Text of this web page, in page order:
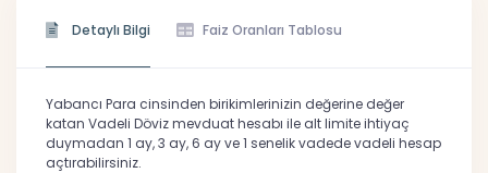
Detaylı Bilgi Faiz Oranları Tablosu
Yabancı Para cinsinden birikimlerinizin değerine değer
katan Vadeli Döviz mevduat hesabı ile alt limite ihtiyaç
duymadan 1 ay, 3 ay, 6 ay ve 1 senelik vadede vadeli hesap
açtırabilirsiniz.